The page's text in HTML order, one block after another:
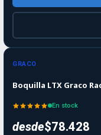
GRACO
Boquilla LTX Graco
En stock
desde$78.428